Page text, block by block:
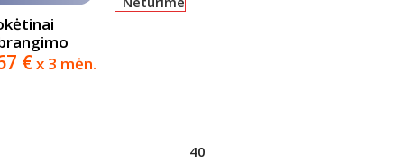
€x 3 mėn.
40